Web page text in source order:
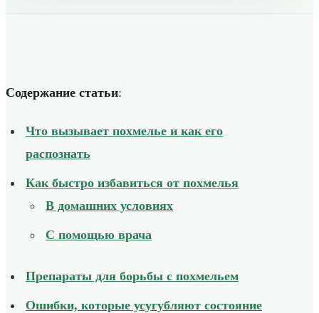
Содержание статьи:
Что вызывает похмелье и как его
распознать
Как быстро избавиться от похмелья
В домашних условиях
С помощью врача
Препараты для борьбы с похмельем
Ошибки, которые усугубляют состояние